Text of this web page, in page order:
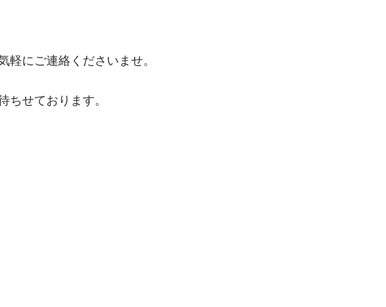
軽にご連絡くださいませ。
ちせております。